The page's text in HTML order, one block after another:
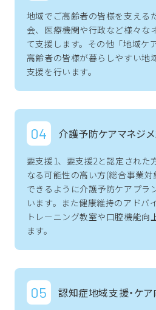
トップ
センター概要
アクセ
地域でご高齢者の皆様を支える
会、医療機関や行政など様々な
て支援します。その他「地域ケ
高齢者の皆様が暮らしやすい地
支援を行います。
介護予防ケアマネジメ
要支援1、要支援2と認定された
なる可能性の高い方(総合事業
できるように介護予防ケアプラ
います。また健康維持のアドバ
トレーニング教室や口腔機能向
ます。
認知症地域支援・ケ